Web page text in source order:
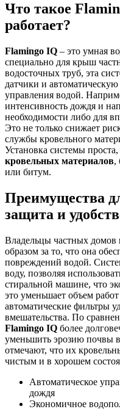
Что такое
работает?
Flamingo IQ – это умная
специально для крыш
водосточных труб, эта
датчики и
управления водой.
интенсивность дождя и
необходимости либо для
Это не только снижает
службы кровельного
Установка системы
кровельных материалов,
или битум.
Преимущества
защита и
Владельцы частных домов
образом за то, что она
повреждений водой.
воду, позволяя
стиральной машине, что
это уменьшает объем
автоматические фильтры
вмешательства. По
Flamingo IQ более
уменьшить эрозию почвы
отмечают, что их
чистым и в хорошем
Автоматическое
дождя
Экономичное